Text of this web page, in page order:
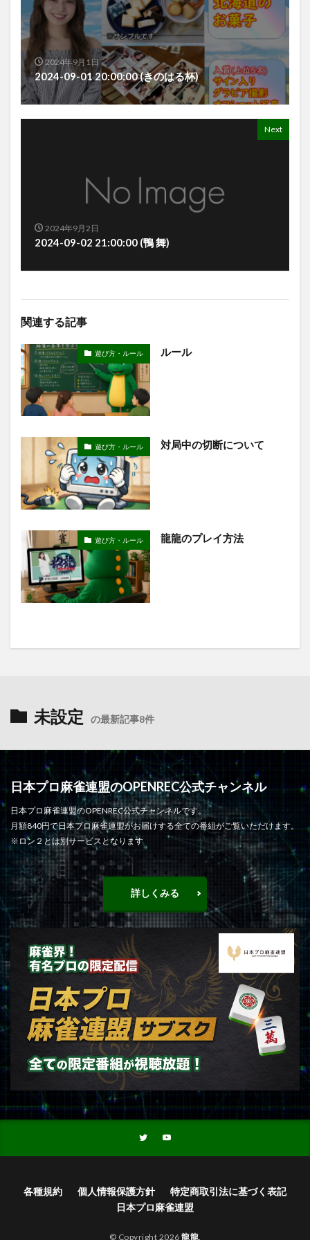
2024年9月1日
2024-09-01 20:00:00 (きのはる杯)
Next
2024年9月2日
2024-09-02 21:00:00 (鴨 舞)
関連する記事
遊び方・ルール ルール
遊び方・ルール 対局中の切断について
遊び方・ルール 龍龍のプレイ方法
未設定 の最新記事8件
日本プロ麻雀連盟のOPENREC公式チャンネル
日本プロ麻雀連盟のOPENREC公式チャンネルです。
月額840円で日本プロ麻雀連盟がお届けする全ての番組がご覧いただけます。
※ロン２とは別サービスとなります
詳しくみる
各種規約 個人情報保護方針
特定商取引法に基づく表記
日本プロ麻雀連盟
© Copyright 2026 龍龍.